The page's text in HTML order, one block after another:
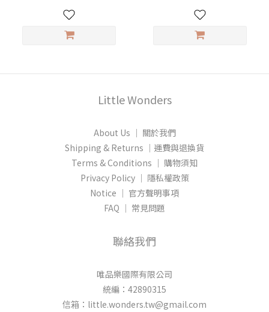
Little Wonders
About Us │ 關於我們
Shipping & Returns │運費與退換貨
Terms & Conditions │ 購物須知
Privacy Policy │ 隱私權政策
Notice │ 官方聲明事項
FAQ │ 常見問題
聯絡我們
唯品樂國際有限公司
統編：42890315
信箱：little.wonders.tw@gmail.com